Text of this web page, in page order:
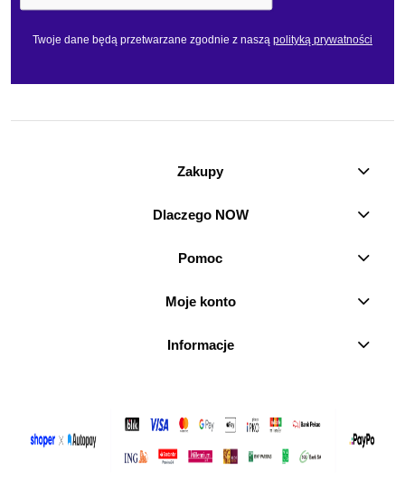
Twoje dane będą przetwarzane zgodnie z naszą polityką prywatności
Zakupy
Dlaczego NOW
Pomoc
Moje konto
Informacje